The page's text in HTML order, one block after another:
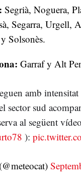
Segrià, Noguera,
Segarra, Urgell,
Solsonès.
Garraf y Alt
amb
sector sud
al següent
):